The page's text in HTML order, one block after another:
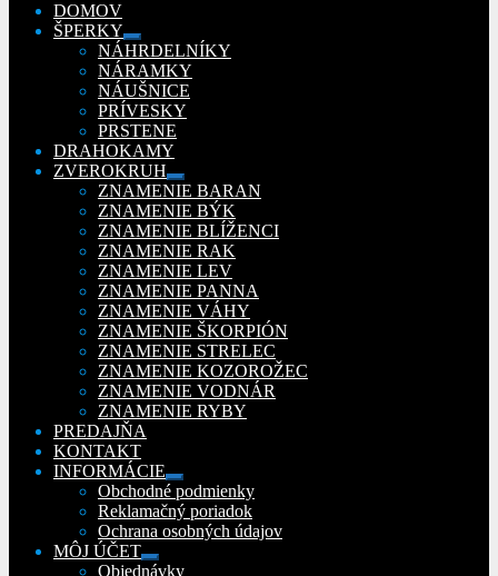
DOMOV
ŠPERKY
Rozbaliť
podradené
menu
NÁHRDELNÍKY
NÁRAMKY
NÁUŠNICE
PRÍVESKY
PRSTENE
DRAHOKAMY
ZVEROKRUH
Rozbaliť
podradené
menu
ZNAMENIE BARAN
ZNAMENIE BÝK
ZNAMENIE BLÍŽENCI
ZNAMENIE RAK
ZNAMENIE LEV
ZNAMENIE PANNA
ZNAMENIE VÁHY
ZNAMENIE ŠKORPIÓN
ZNAMENIE STRELEC
ZNAMENIE KOZOROŽEC
ZNAMENIE VODNÁR
ZNAMENIE RYBY
PREDAJŇA
KONTAKT
INFORMÁCIE
Rozbaliť
podradené
menu
Obchodné podmienky
Reklamačný poriadok
Ochrana osobných údajov
MÔJ ÚČET
Rozbaliť
Objednávky